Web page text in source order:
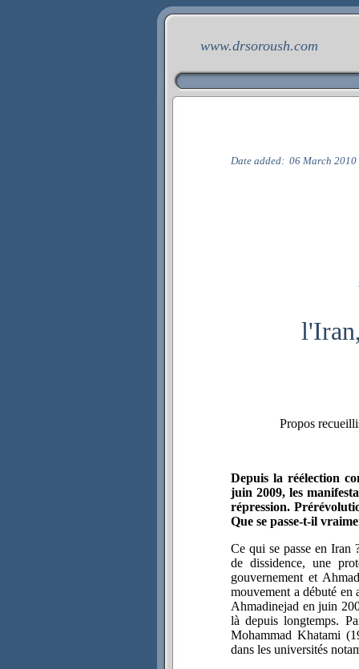
www.drsoroush.com
Date added: 06 March 2010
Propos
Depuis la réélection
juin 2009, les
répression.
Que se passe-t-il
Ce qui se passe en
de dissidence, une
gouvernement et
mouvement a débuté en
Ahmadinejad en juin
là depuis longtemps.
Mohammad Khatami
dans les universités